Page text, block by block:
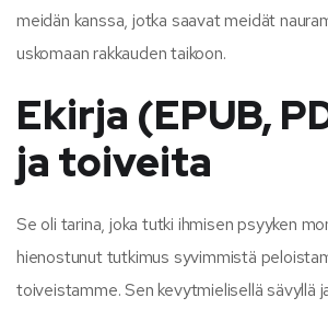
meidän kanssa, jotka saavat meidät
uskomaan rakkauden taikoon.
Ekirja (EPUB,
ja toiveita
Se oli tarina, joka tutki ihmisen psyyken
hienostunut tutkimus syvimmistä
toiveistamme. Sen kevytmielisellä sävyllä